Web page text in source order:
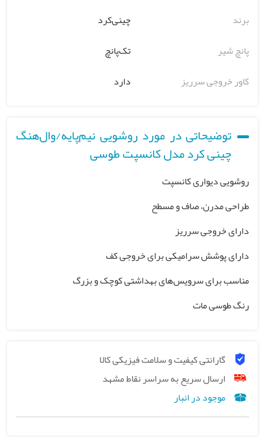
برند
چینی‌کرد
پانچ شیر
تک‌پانچ
کاور خروجی سرریز
دارد
توضیحاتی در مورد روشویی نیم‌پایه/وال‌هنگ
چینی کرد مدل کانسپت طوسی
روشویی دیواری کانسپت
طراحی مدرن، صاف و مسطح
دارای خروجی سرریز
دارای پوشش سرامیکی برای خروجی کف
مناسب برای سرویس‌های بهداشتی کوچک و بزرگ
رنگ طوسی مات
گارانتی کیفیت و سلامت فیزیکی کالا
ارسال سریع به سراسر نقاط مشهد
موجود در انبار